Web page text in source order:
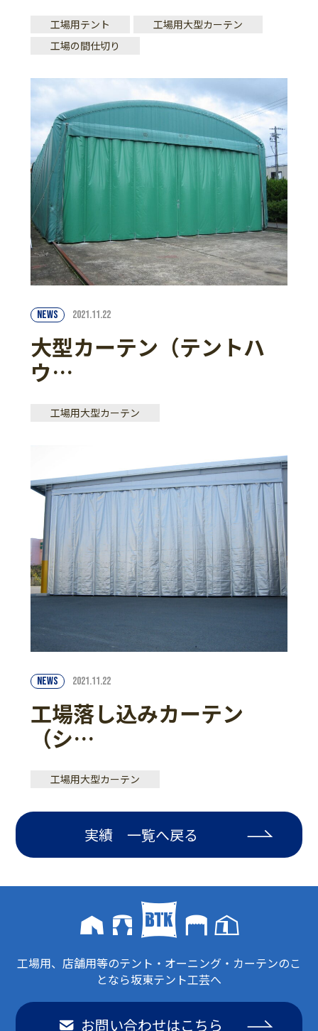
工場用テント
工場用大型カーテン
工場の間仕切り
NEWS 2021.11.22
大型カーテン（テントハ
ウ…
工場用大型カーテン
NEWS 2021.11.22
工場落し込みカーテン
（シ…
工場用大型カーテン
実績 一覧へ戻る
工場用、店舗用等のテント・オーニング・カーテンのこ
となら坂東テント工芸へ
お問い合わせはこちら